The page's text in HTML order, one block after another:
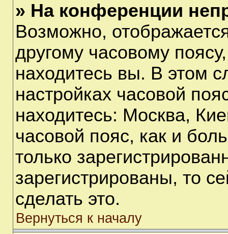
» На конференции
Возможно,
другому часовому
находитесь вы. В этом
настройках часовой
находитесь: Москва,
часовой пояс, как и
только
зарегистрированы, то
сделать это.
Вернуться к началу